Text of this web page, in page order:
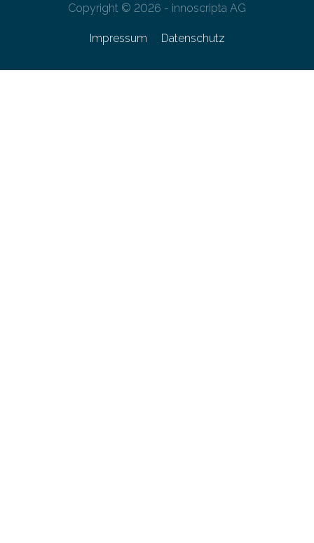
Copyright © 2026 - innoscripta AG
Impressum Datenschutz